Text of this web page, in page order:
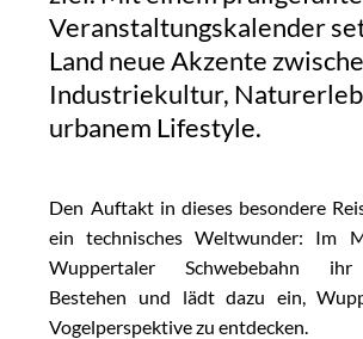
Veranstaltungskalender
Land neue Akzente
Industriekultur,
urbanem Lifestyle.
Den Auftakt in dieses besondere
ein technisches Weltwunder: Im
Wuppertaler Schwebebahn ihr
Bestehen und lädt dazu ein,
Vogelperspektive zu entdecken.